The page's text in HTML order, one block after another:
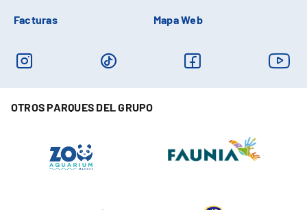
Facturas Mapa Web
OTROS PARQUES DEL GRUPO